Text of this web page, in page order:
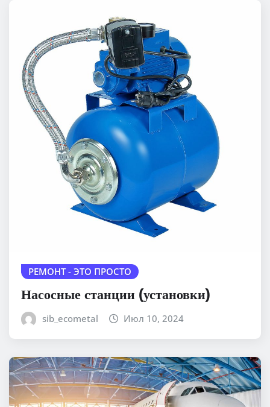
РЕМОНТ - ЭТО ПРОСТО
Насосные станции (установки)
sib_ecometal Июл 10, 2024